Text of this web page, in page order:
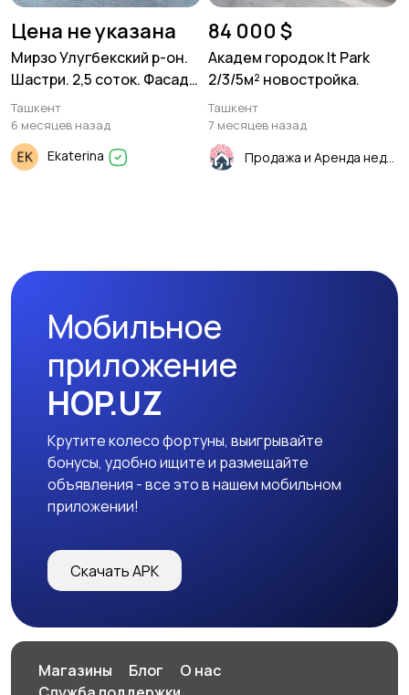
Цена не указана
Мирзо Улугбекский р-он.
Шастри. 2,5 соток. Фасад
8х20
Ташкент
6 месяцев назад
Ekaterina
84 000 $
Академ городок It Park
2/3/5м² новостройка.
Ташкент
7 месяцев назад
Мобильное
приложение
HOP.UZ
Крутите колесо фортуны, выигрывайте
бонусы, удобно ищите и размещайте
объявления - все это в нашем мобильном
приложении!
Скачать APK
Магазины Блог
О нас